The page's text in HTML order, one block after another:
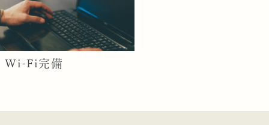
Wi-Fi完備